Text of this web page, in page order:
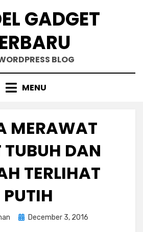
GADGET
BLOG
MENU
MERAWAT
TUBUH DAN
TERLIHAT
PUTIH
PostedDecember 3, 2016